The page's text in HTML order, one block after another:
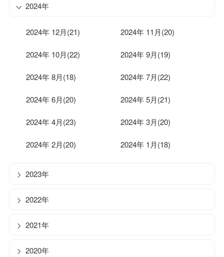
2024年
2024年 12月(21) 2024年 11月(20)
2024年 10月(22) 2024年 9月(19)
2024年 8月(18) 2024年 7月(22)
2024年 6月(20) 2024年 5月(21)
2024年 4月(23) 2024年 3月(20)
2024年 2月(20) 2024年 1月(18)
2023年
2022年
2021年
2020年